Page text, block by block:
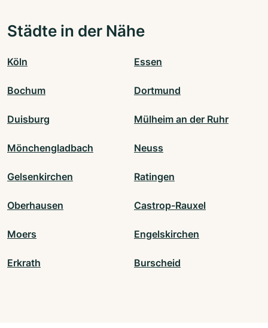
Städte in der Nähe
Köln Essen
Bochum Dortmund
Duisburg Mülheim an der Ruhr
Mönchengladbach Neuss
Gelsenkirchen Ratingen
Oberhausen Castrop-Rauxel
Moers Engelskirchen
Erkrath Burscheid